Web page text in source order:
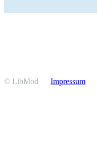
© LibMod Impressum